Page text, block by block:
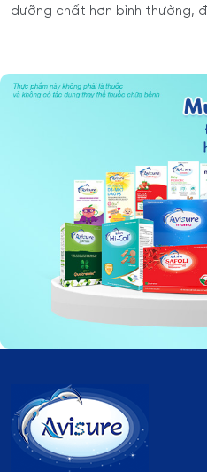
dưỡng chất hơn bình thường,